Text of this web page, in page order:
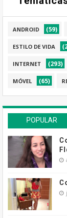
ANDROID (59)
ESTILO DE VIDA
INTERNET (293)
MÓVEL (65)
POPULAR